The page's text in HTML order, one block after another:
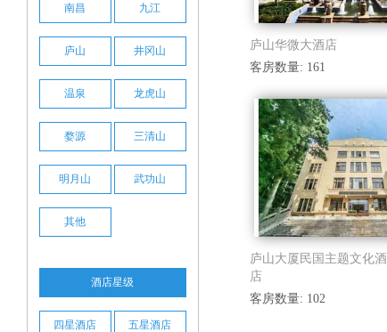
南昌 九江
庐山 井冈山
温泉 龙虎山
婺源 三清山
明月山 武功山
其他
酒店星级
四星酒店 五星酒店
庐山华微大酒店
客房数量: 161
庐山大厦民国主题文化酒
店
客房数量: 102